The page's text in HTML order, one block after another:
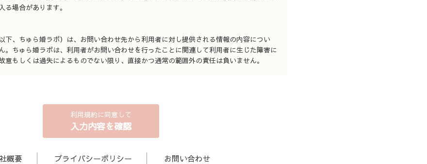
る場合があります。
下、ちゅら婚ラボ）は、お問い合わせ先から利用者に対し提供される情報の内容につい
。ちゅら婚ラボは、利用者がお問い合わせを行ったことに関連して利用者に生じた障害に
意もしくは過失によるものでない限り、直接かつ通常の範囲外の責任は負いません。
利用規約に同意して
入力内容を確認
概要 プライバシーポリシー お問い合わせ